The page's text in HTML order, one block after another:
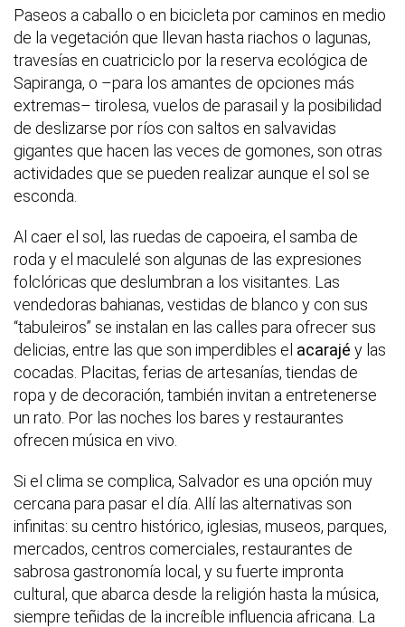
Paseos a caballo o en bicicleta por caminos en medio
de la vegetación que llevan hasta riachos o lagunas,
travesías en cuatriciclo por la reserva ecológica de
Sapiranga, o –para los amantes de opciones más
extremas– tirolesa, vuelos de parasail y la posibilidad
de deslizarse por ríos con saltos en salvavidas
gigantes que hacen las veces de gomones, son otras
actividades que se pueden realizar aunque el sol se
esconda.
Al caer el sol, las ruedas de capoeira, el samba de
roda y el maculelé son algunas de las expresiones
folclóricas que deslumbran a los visitantes. Las
vendedoras bahianas, vestidas de blanco y con sus
“tabuleiros” se instalan en las calles para ofrecer sus
delicias, entre las que son imperdibles el acarajé y las
cocadas. Placitas, ferias de artesanías, tiendas de
ropa y de decoración, también invitan a entretenerse
un rato. Por las noches los bares y restaurantes
ofrecen música en vivo.
Si el clima se complica, Salvador es una opción muy
cercana para pasar el día. Allí las alternativas son
infinitas: su centro histórico, iglesias, museos, parques,
mercados, centros comerciales, restaurantes de
sabrosa gastronomía local, y su fuerte impronta
cultural, que abarca desde la religión hasta la música,
siempre teñidas de la increíble influencia africana. La